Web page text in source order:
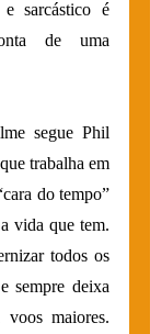
sarcástico é
de uma
trabalha em
do tempo”
vida que tem.
todos os
sempre deixa
maiores.